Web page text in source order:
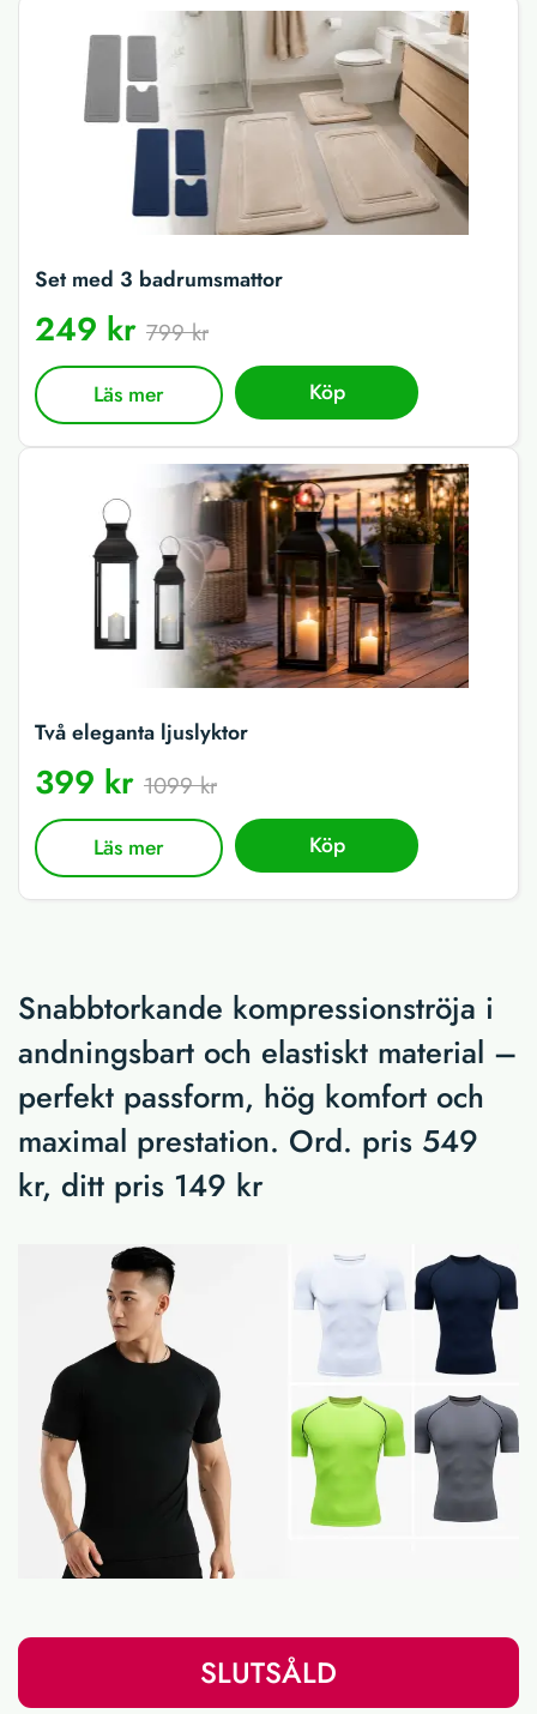
Set med 3 badrumsmattor
249 kr 799 kr
Läs mer Köp
Två eleganta ljuslyktor
399 kr 1099 kr
Läs mer Köp
Snabbtorkande kompressionströja i
andningsbart och elastiskt material –
perfekt passform, hög komfort och
maximal prestation. Ord. pris 549
kr, ditt pris 149 kr
SLUTSÅLD